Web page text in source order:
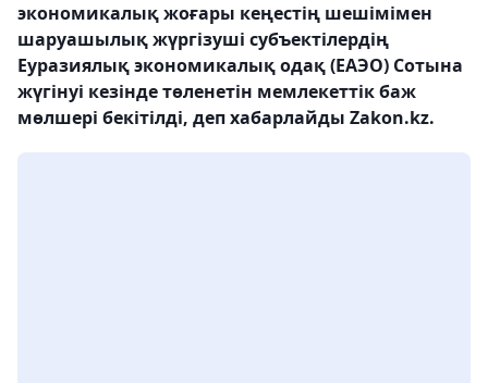
экономикалық жоғары кеңестің шешімімен
шаруашылық жүргізуші субъектілердің
Еуразиялық экономикалық одақ (ЕАЭО) Сотына
жүгінуі кезінде төленетін мемлекеттік баж
мөлшері бекітілді, деп хабарлайды Zakon.kz.